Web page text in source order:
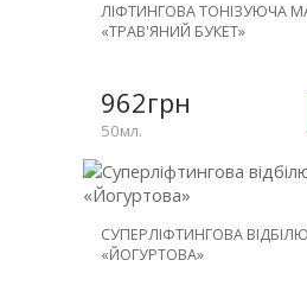
ЛІФТИНГОВА ТОНІЗУЮЧА
«ТРАВ'ЯНИЙ БУКЕТ»
962грн
50мл.
СУПЕРЛІФТИНГОВА
«ЙОГУРТОВА»